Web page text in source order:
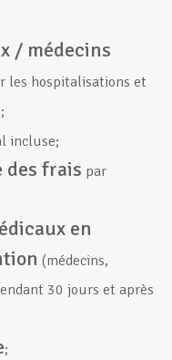
/ médecins
les hospitalisations et
incluse;
des frais par
en
(médecins,
30 jours et après
;